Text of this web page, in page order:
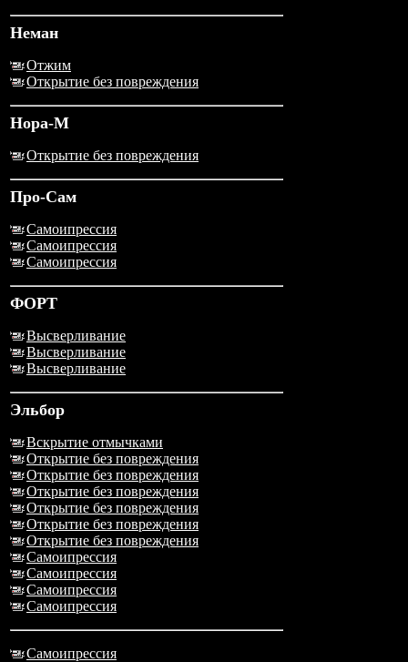
Неман
Отжим
Открытие без повреждения
Нора-М
Открытие без повреждения
Про-Сам
Самоипрессия
Самоипрессия
Самоипрессия
ФОРТ
Высверливание
Высверливание
Высверливание
Эльбор
Вскрытие отмычками
Открытие без повреждения
Открытие без повреждения
Открытие без повреждения
Открытие без повреждения
Открытие без повреждения
Открытие без повреждения
Самоипрессия
Самоипрессия
Самоипрессия
Самоипрессия
Самоипрессия